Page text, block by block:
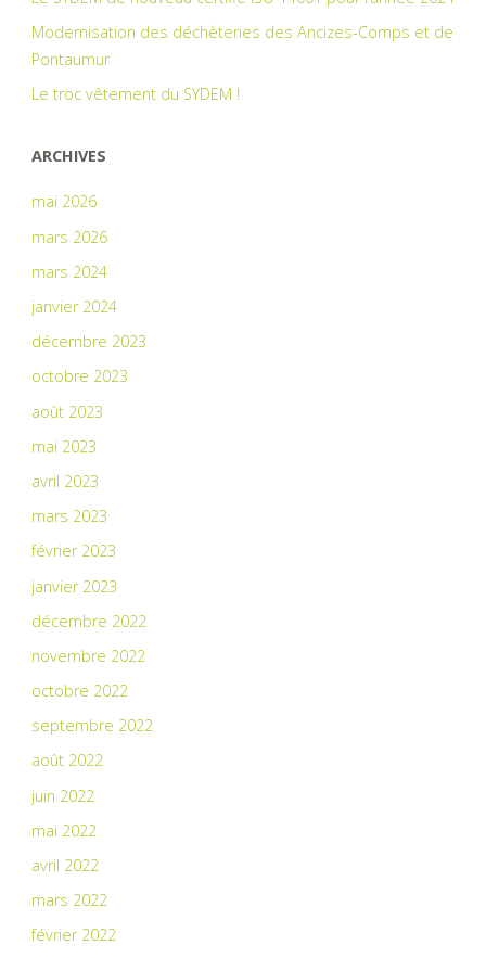
Modernisation des déchèteries des Ancizes-Comps et de
Pontaumur
Le troc vêtement du SYDEM !
ARCHIVES
mai 2026
mars 2026
mars 2024
janvier 2024
décembre 2023
octobre 2023
août 2023
mai 2023
avril 2023
mars 2023
février 2023
janvier 2023
décembre 2022
novembre 2022
octobre 2022
septembre 2022
août 2022
juin 2022
mai 2022
avril 2022
mars 2022
février 2022